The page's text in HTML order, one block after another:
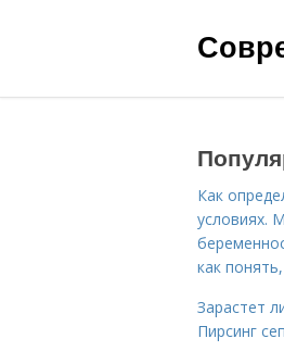
Как
условиях.
как
Зарастет
Пирсинг